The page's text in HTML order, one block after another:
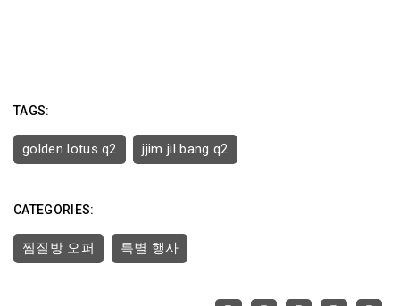
TAGS:
golden lotus q2 jjim jil bang q2
CATEGORIES:
찜질방 오퍼 특별 행사